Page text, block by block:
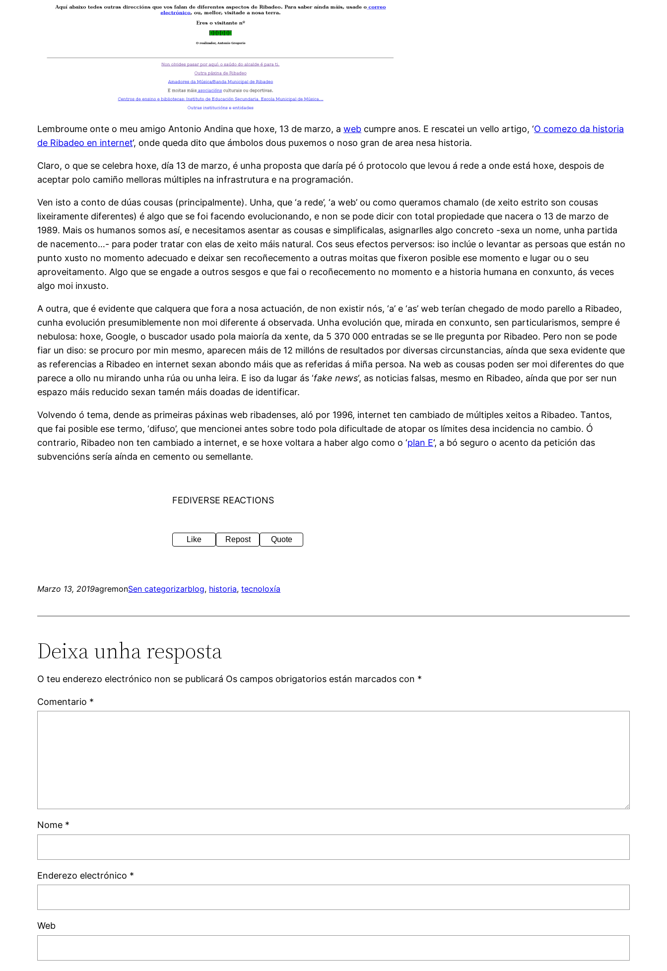
Lembroume onte o meu amigo Antonio Andina que hoxe, 13 de marzo, aweb cumpre anos. E rescatei un vello artigo, ‘O comezo da historia
de Ribadeo en internet‘, onde queda dito que ámbolos dous puxemos o noso gran de area nesa historia.
Claro, o que se celebra hoxe, día 13 de marzo, é unha proposta que daría pé ó protocolo que levou á rede a onde está hoxe, despois de
aceptar polo camiño melloras múltiples na infrastrutura e na programación.
Ven isto a conto de dúas cousas (principalmente). Unha, que ‘a rede’, ‘a web’ ou como queramos chamalo (de xeito estrito son cousas
lixeiramente diferentes) é algo que se foi facendo evolucionando, e non se pode dicir con total propiedade que nacera o 13 de marzo de
1989. Mais os humanos somos así, e necesitamos asentar as cousas e simplificalas, asignarlles algo concreto -sexa un nome, unha partida
de nacemento…- para poder tratar con elas de xeito máis natural. Cos seus efectos perversos: iso inclúe o levantar as persoas que están no
punto xusto no momento adecuado e deixar sen recoñecemento a outras moitas que fixeron posible ese momento e lugar ou o seu
aproveitamento. Algo que se engade a outros sesgos e que fai o recoñecemento no momento e a historia humana en conxunto, ás veces
algo moi inxusto.
A outra, que é evidente que calquera que fora a nosa actuación, de non existir nós, ‘a’ e ‘as’ web terían chegado de modo parello a Ribadeo,
cunha evolución presumiblemente non moi diferente á observada. Unha evolución que, mirada en conxunto, sen particularismos, sempre é
nebulosa: hoxe, Google, o buscador usado pola maioría da xente, da 5 370 000 entradas se se lle pregunta por Ribadeo. Pero non se pode
fiar un diso: se procuro por min mesmo, aparecen máis de 12 millóns de resultados por diversas circunstancias, aínda que sexa evidente que
as referencias a Ribadeo en internet sexan abondo máis que as referidas á miña persoa. Na web as cousas poden ser moi diferentes do que
parece a ollo nu mirando unha rúa ou unha leira. E iso da lugar ás ‘fake news‘, as noticias falsas, mesmo en Ribadeo, aínda que por ser nun
espazo máis reducido sexan tamén máis doadas de identificar.
Volvendo ó tema, dende as primeiras páxinas web ribadenses, aló por 1996, internet ten cambiado de múltiples xeitos a Ribadeo. Tantos,
que fai posible ese termo, ‘difuso’, que mencionei antes sobre todo pola dificultade de atopar os límites desa incidencia no cambio. Ó
contrario, Ribadeo non ten cambiado a internet, e se hoxe voltara a haber algo como o ‘plan E‘, a bó seguro o acento da petición das
subvencións sería aínda en cemento ou semellante.
FEDIVERSE REACTIONS
Like Repost Quote
Marzo 13, 2019agremonSen categorizarblog, historia, tecnoloxía
Deixa unha resposta
O teu enderezo electrónico non se publicará Os campos obrigatorios están marcados con *
Comentario *
Nome *
Enderezo electrónico *
Web